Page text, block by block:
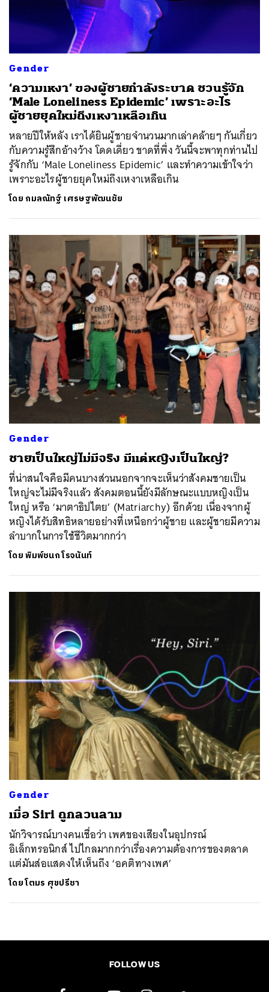
Gender
‘ความเหงา’ ของผู้ชายกำลังระบาด ชวนรู้จัก
‘Male Loneliness Epidemic’ เพราะอะไร
ผู้ชายยุคใหม่ถึงเหงาเหลือเกิน
หลายปีให้หลัง เราได้ยินผู้ชายจำนวนมากเล่าคล้ายๆ กันเกี่ยว
กับความรู้สึกอ้างว้าง โดดเดี่ยว ขาดที่พึ่ง วันนี้จะพาทุกท่านไป
รู้จักกับ ‘Male Loneliness Epidemic’ และทำความเข้าใจว่า
เพราะอะไรผู้ชายยุคใหม่ถึงเหงาเหลือเกิน
โดย กมลณัทฐ์ เศรษฐพัฒนชัย
Gender
ชายเป็นใหญ่ไม่มีจริง มีแต่หญิงเป็นใหญ่?
ที่น่าสนใจคือมีคนบางส่วนนอกจากจะเห็นว่าสังคมชายเป็น
ใหญ่จะไม่มีจริงแล้ว สังคมตอนนี้ยังมีลักษณะแบบหญิงเป็น
ใหญ่ หรือ ‘มาตาธิปไตย’ (Matriarchy) อีกด้วย เนื่องจากผู้
หญิงได้รับสิทธิหลายอย่างที่เหนือกว่าผู้ชาย และผู้ชายมีความ
ลำบากในการใช้ชีวิตมากกว่า
โดยพิมพ์ชนก โรจนันท์
Gender
เมื่อ Siri ถูกลวนลาม
นักวิจารณ์บางคนเชื่อว่า เพศของเสียงในอุปกรณ์
อิเล็กทรอนิกส์ ไปไกลมากกว่าเรื่องความต้องการของตลาด
แต่มันส่อแสดงให้เห็นถึง ‘อคติทางเพศ’
โดยโตมร ศุขปรีชา
FOLLOW US
ค้นหา
SHARE TWEET LINE EMAIL